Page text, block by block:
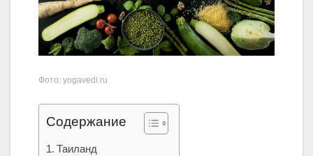
Фото: yogavedi.ru
Содержание
Таиланд